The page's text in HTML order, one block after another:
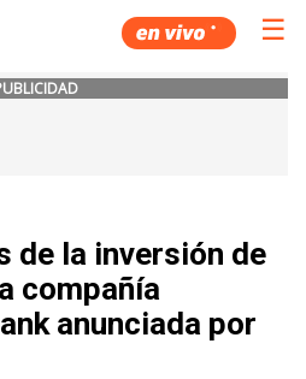
☰
de la inversión de
compañía
anunciada por